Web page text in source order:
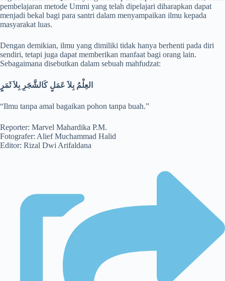
pembelajaran metode Ummi yang telah dipelajari diharapkan dapat
menjadi bekal bagi para santri dalam menyampaikan ilmu kepada
masyarakat luas.
Dengan demikian, ilmu yang dimiliki tidak hanya berhenti pada diri
sendiri, tetapi juga dapat memberikan manfaat bagi orang lain.
Sebagaimana disebutkan dalam sebuah mahfudzat:
العِلْمُ بِلاَ عَمَلٍ كَالشَّجَرِ بِلاَ ثَمَرٍ
“Ilmu tanpa amal bagaikan pohon tanpa buah.”
Reporter: Marvel Mahardika P.M.
Fotografer: Alief Muchammad Halid
Editor: Rizal Dwi Arifaldana